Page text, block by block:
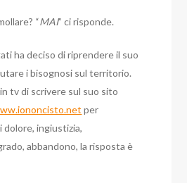
“MAI” ci risponde.
ha deciso di riprendere il suo
i bisognosi sul territorio.
tv di scrivere sul suo sito
per
dolore, ingiustizia,
abbandono, la risposta è